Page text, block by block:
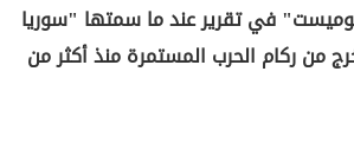
في تقرير عند ما سمتها "سوريا
من ركام الحرب المستمرة منذ أكثر من